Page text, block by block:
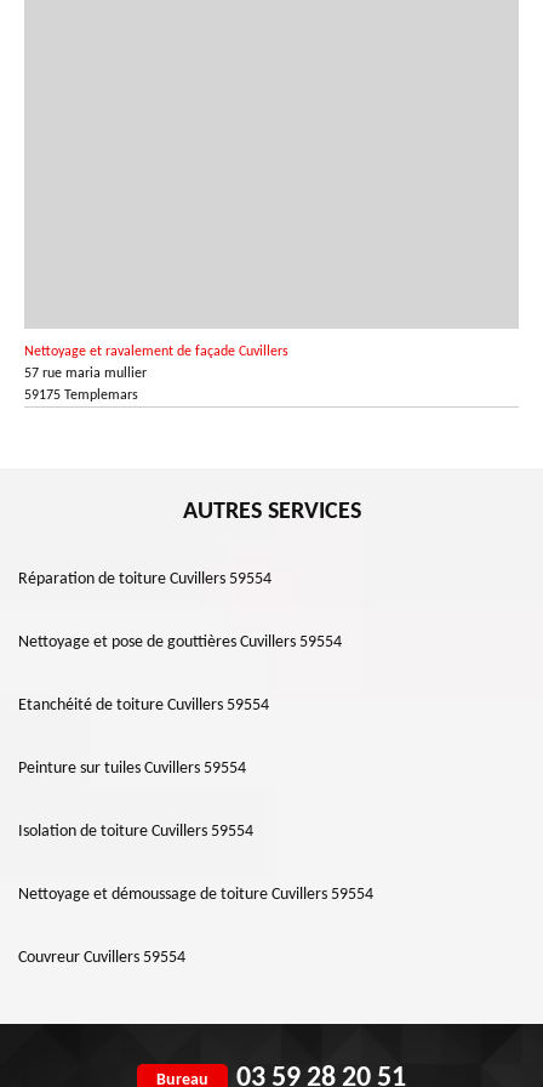
Nettoyage et ravalement de façade Cuvillers
57 rue maria mullier
59175 Templemars
AUTRES SERVICES
Réparation de toiture Cuvillers 59554
Nettoyage et pose de gouttières Cuvillers 59554
Etanchéité de toiture Cuvillers 59554
Peinture sur tuiles Cuvillers 59554
Isolation de toiture Cuvillers 59554
Nettoyage et démoussage de toiture Cuvillers 59554
Couvreur Cuvillers 59554
Bureau 03 59 28 20 51